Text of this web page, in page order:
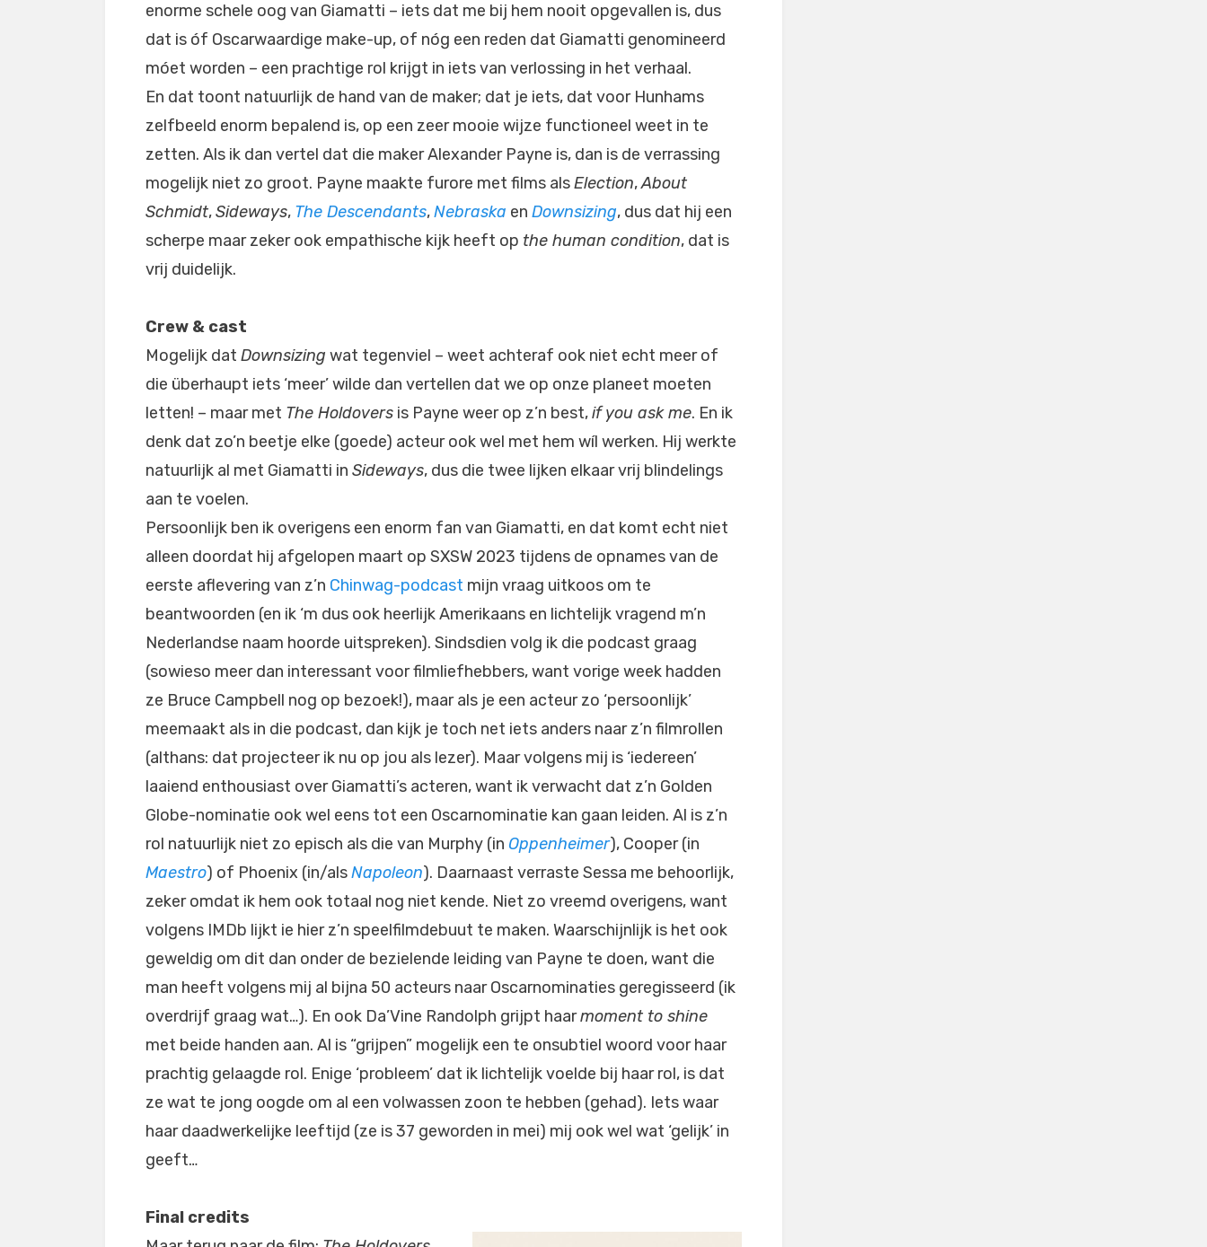
enorme schele oog van Giamatti – iets dat me bij hem nooit opgevallen is, dus
dat is óf Oscarwaardige make-up, of nóg een reden dat Giamatti genomineerd
móet worden – een prachtige rol krijgt in iets van verlossing in het verhaal.
En dat toont natuurlijk de hand van de maker; dat je iets, dat voor Hunhams
zelfbeeld enorm bepalend is, op een zeer mooie wijze functioneel weet in te
zetten. Als ik dan vertel dat die maker Alexander Payne is, dan is de verrassing
mogelijk niet zo groot. Payne maakte furore met films alsElection,About
Schmidt,Sideways, The Descendants,Nebraska en Downsizing, dus dat hij een
scherpe maar zeker ook empathische kijk heeft op the human condition, dat is
vrij duidelijk.
Crew & cast
Mogelijk dat Downsizing wat tegenviel – weet achteraf ook niet echt meer of
die überhaupt iets ‘meer’ wilde dan vertellen dat we op onze planeet moeten
letten! – maar met The Holdovers is Payne weer op z’n best,if you ask me. En ik
denk dat zo’n beetje elke (goede) acteur ook wel met hem wíl werken. Hij werkte
natuurlijk al met Giamatti in Sideways, dus die twee lijken elkaar vrij blindelings
aan te voelen.
Persoonlijk ben ik overigens een enorm fan van Giamatti, en dat komt echt niet
alleen doordat hij afgelopen maart op SXSW 2023 tijdens de opnames van de
eerste aflevering van z’n Chinwag-podcast mijn vraag uitkoos om te
beantwoorden (en ik ‘m dus ook heerlijk Amerikaans en lichtelijk vragend m’n
Nederlandse naam hoorde uitspreken). Sindsdien volg ik die podcast graag
(sowieso meer dan interessant voor filmliefhebbers, want vorige week hadden
ze Bruce Campbell nog op bezoek!), maar als je een acteur zo ‘persoonlijk’
meemaakt als in die podcast, dan kijk je toch net iets anders naar z’n filmrollen
(althans: dat projecteer ik nu op jou als lezer). Maar volgens mij is ‘iedereen’
laaiend enthousiast over Giamatti’s acteren, want ik verwacht dat z’n Golden
Globe-nominatie ook wel eens tot een Oscarnominatie kan gaan leiden. Al is z’n
rol natuurlijk niet zo episch als die van Murphy (in Oppenheimer), Cooper (in
Maestro) of Phoenix (in/alsNapoleon). Daarnaast verraste Sessa me behoorlijk,
zeker omdat ik hem ook totaal nog niet kende. Niet zo vreemd overigens, want
volgens IMDb lijkt ie hier z’n speelfilmdebuut te maken. Waarschijnlijk is het ook
geweldig om dit dan onder de bezielende leiding van Payne te doen, want die
man heeft volgens mij al bijna 50 acteurs naar Oscarnominaties geregisseerd (ik
overdrijf graag wat…). En ook Da’Vine Randolph grijpt haarmoment to shine
met beide handen aan. Al is “grijpen” mogelijk een te onsubtiel woord voor haar
prachtig gelaagde rol. Enige ‘probleem’ dat ik lichtelijk voelde bij haar rol, is dat
ze wat te jong oogde om al een volwassen zoon te hebben (gehad). Iets waar
haar daadwerkelijke leeftijd (ze is 37 geworden in mei) mij ook wel wat ‘gelijk’ in
geeft…
Final credits